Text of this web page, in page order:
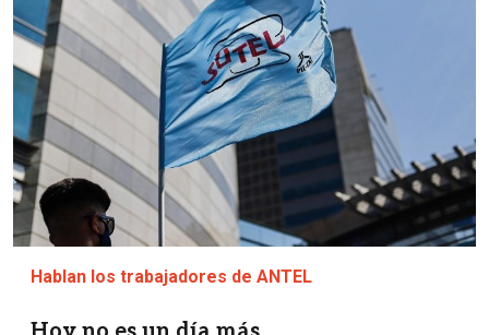
Hablan los trabajadores de ANTEL